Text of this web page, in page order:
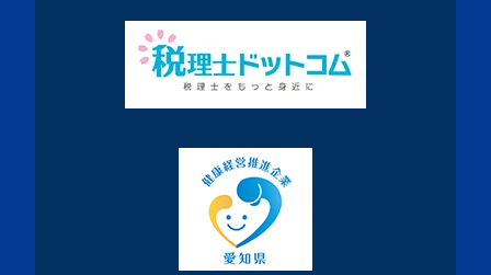
・2020年1月(3記事)
・2019年12月(7記事)
・2019年11月(7記事)
・2019年10月(10記事)
・2019年9月(7記事)
・2019年8月(10記事)